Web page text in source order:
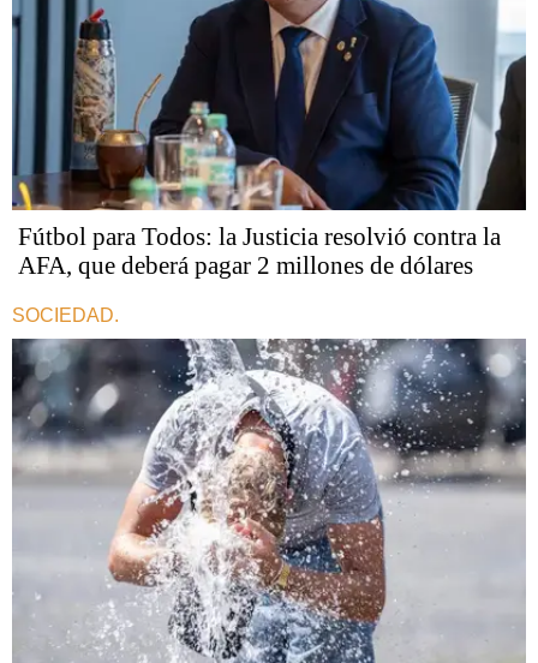
Fútbol para Todos: la Justicia resolvió contra la
AFA, que deberá pagar 2 millones de dólares
SOCIEDAD.